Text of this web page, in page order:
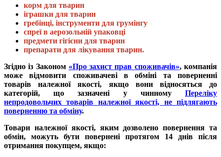
корм для тварин
іграшки для тварин
гребінці, інструменти для грумінгу
спреї в аерозольній упаковці
предмети гігієни для тварин
препарати для лікування тварин.
Згідно із Законом «Про захист прав споживачів», компанія
може відмовити споживачеві в обміні та поверненні
товарів належної якості, якщо вони відносяться до
категорій, що зазначені у чинному Переліку
непродовольчих товарів належної якості, не підлягають
поверненню та обміну.
Товари належної якості, яким дозволено повернення та
обмін, можуть бути повернені протягом 14 днів після
отримання покупцем, якщо: